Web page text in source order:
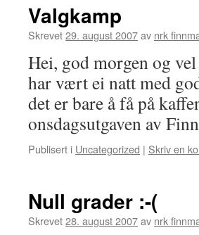
Valgkamp
Skrevet29. august 2007av nrk
Hei, god morgen og
har vært ei natt med
det er bare å få på
onsdagsutgaven av
Publisert i Uncategorized | Skriv en
Null grader :-(
Skrevet28. august 2007av nrk